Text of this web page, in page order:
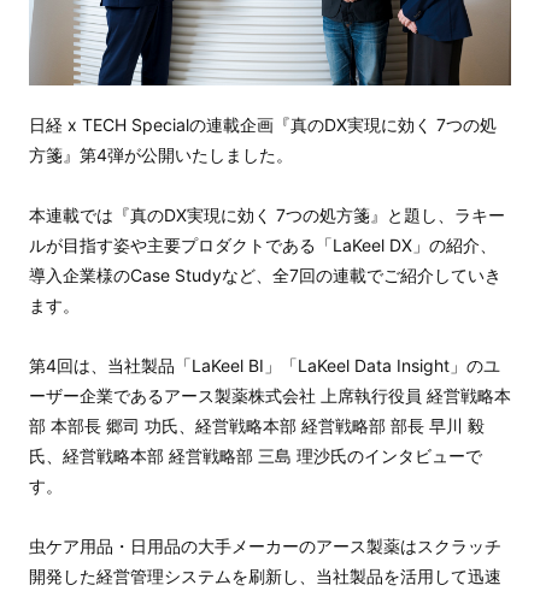
日経 x TECH Specialの連載企画『真のDX実現に効く 7つの処
方箋』第4弾が公開いたしました。
本連載では『真のDX実現に効く 7つの処方箋』と題し、ラキー
ルが目指す姿や主要プロダクトである「LaKeel DX」の紹介、
導入企業様のCase Studyなど、全7回の連載でご紹介していき
ます。
第4回は、当社製品「LaKeel BI」「LaKeel Data Insight」のユ
ーザー企業であるアース製薬株式会社 上席執行役員 経営戦略本
部 本部長 郷司 功氏、経営戦略本部 経営戦略部 部長 早川 毅
氏、経営戦略本部 経営戦略部 三島 理沙氏のインタビューで
す。
虫ケア用品・日用品の大手メーカーのアース製薬はスクラッチ
開発した経営管理システムを刷新し、当社製品を活用して迅速